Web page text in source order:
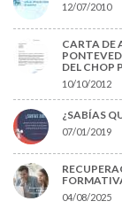
12/07/2010
CARTA DE
DEL CHOP
10/10/2012
¿SABÍAS
07/01/2019
04/08/2025